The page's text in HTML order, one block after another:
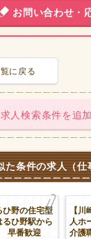
お問い合わせ・
に戻る
求人検索条件を追
た条件の求人（仕
ひ野の住宅型
ひ野駅から
早番歓迎
【
人ホ
介護